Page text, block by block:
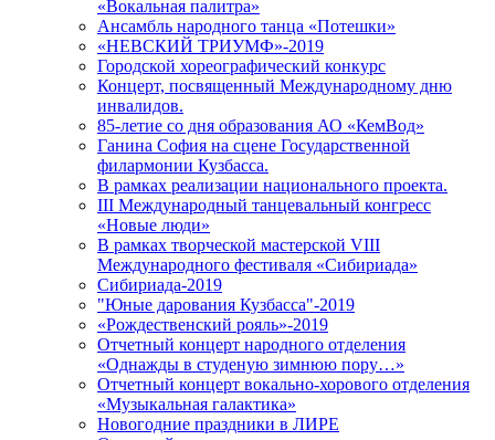
«Вокальная палитра»
Ансамбль народного танца «Потешки»
«НЕВСКИЙ ТРИУМФ»-2019
Городской хореографический конкурс
Концерт, посвященный Международному дню
инвалидов.
85-летие со дня образования АО «КемВод»
Ганина София на сцене Государственной
филармонии Кузбасса.
В рамках реализации национального проекта.
III Международный танцевальный конгресс
«Новые люди»
В рамках творческой мастерской VIII
Международного фестиваля «Сибириада»
Сибириада-2019
"Юные дарования Кузбасса"-2019
«Рождественский рояль»-2019
Отчетный концерт народного отделения
«Однажды в студеную зимнюю пору…»
Отчетный концерт вокально-хорового отделения
«Музыкальная галактика»
Новогодние праздники в ЛИРЕ